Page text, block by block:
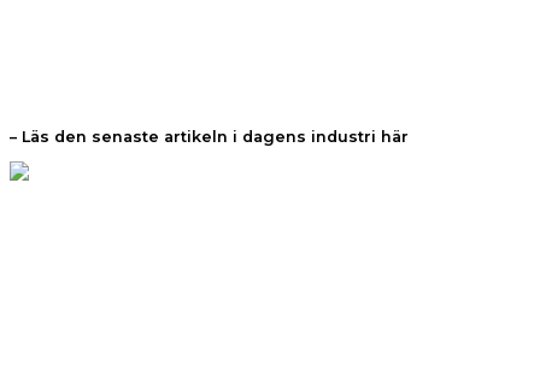
– Läs den senaste artikeln i dagens industri här